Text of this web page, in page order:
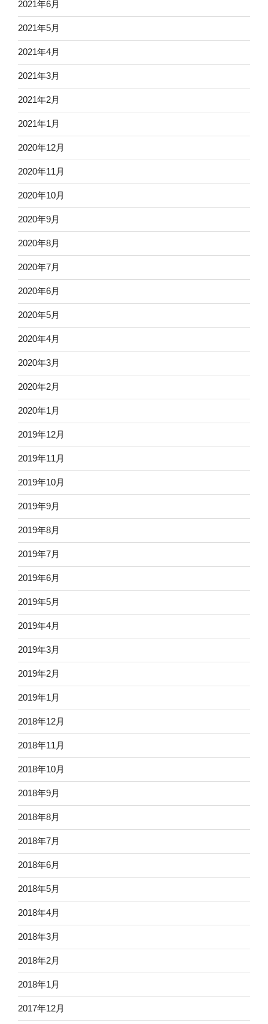
2021年6月
2021年5月
2021年4月
2021年3月
2021年2月
2021年1月
2020年12月
2020年11月
2020年10月
2020年9月
2020年8月
2020年7月
2020年6月
2020年5月
2020年4月
2020年3月
2020年2月
2020年1月
2019年12月
2019年11月
2019年10月
2019年9月
2019年8月
2019年7月
2019年6月
2019年5月
2019年4月
2019年3月
2019年2月
2019年1月
2018年12月
2018年11月
2018年10月
2018年9月
2018年8月
2018年7月
2018年6月
2018年5月
2018年4月
2018年3月
2018年2月
2018年1月
2017年12月